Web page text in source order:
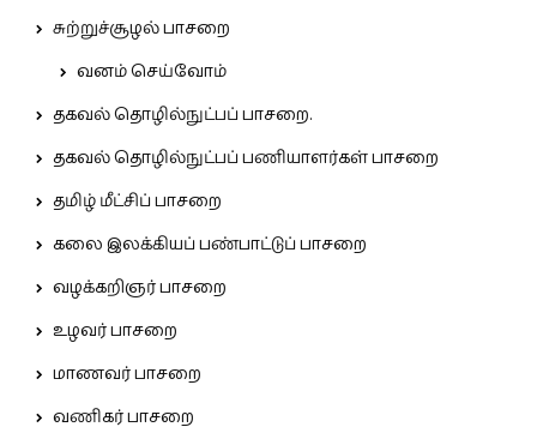
சுற்றுச்சூழல் பாசறை
வனம் செய்வோம்
தகவல் தொழில்நுட்பப் பாசறை.
தகவல் தொழில்நுட்பப் பணியாளர்கள் பாசறை
தமிழ் மீட்சிப் பாசறை
கலை இலக்கியப் பண்பாட்டுப் பாசறை
வழக்கறிஞர் பாசறை
உழவர் பாசறை
மாணவர் பாசறை
வணிகர் பாசறை